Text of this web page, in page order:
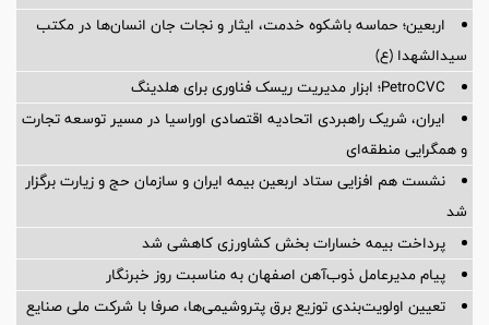
اربعین؛ حماسه باشکوه خدمت، ایثار و نجات جان انسان‌ها در مکتب
سیدالشهدا (ع)
PetroCVC؛ ابزار مدیریت ریسک فناوری برای هلدینگ
ایران، شریک راهبردی اتحادیه اقتصادی اوراسیا در مسیر توسعه تجارت
و همگرایی منطقه‌ای
نشست هم افزایی ستاد اربعین بیمه ایران و سازمان حج و زیارت برگزار
شد
پرداخت بیمه خسارات بخش کشاورزی کاهشی شد
پیام مدیرعامل ذوب‌آهن اصفهان به مناسبت روز خبرنگار
تعیین اولویت‌بندی توزیع برق پتروشیمی‌ها، صرفا با شرکت ملی صنایع